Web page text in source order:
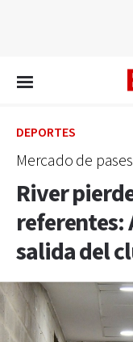
DEPORTES
Mercado de pases
River
referentes:
salida del